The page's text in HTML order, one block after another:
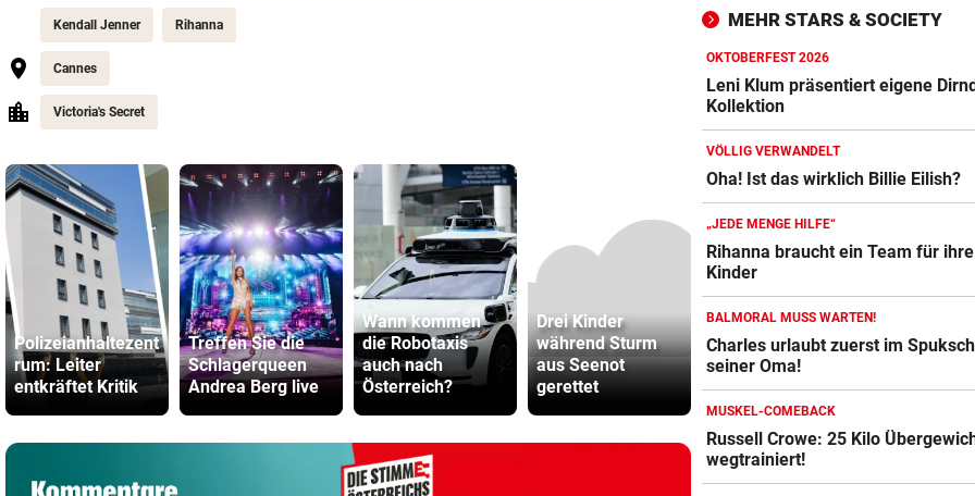
Kendall Jenner Rihanna
Cannes
Victoria's Secret
Polizeianhaltezent
rum: Leiter
entkräftet Kritik
Treffen Sie die
Schlagerqueen
Andrea Berg live
Wann kommen
die Robotaxis
auch nach
Österreich?
Drei Kinder
während Sturm
aus Seenot
gerettet
Sportboss Katzer:
„Fahren
superhappy nach
Hause“
schickte
Teenager
LIVE IN DER METASTADT
Wincent Weiss: Fanliebe und
falscher Freitag
SOMMERGEWINNSPIEL 2026 vor
20 x iPhone 16 mit Krone
Abo zu gewinnen!
MEHR STARS & SOCIETY
OKTOBERFEST 2026
Leni Klum präsentiert eigene
Kollektion
VÖLLIG VERWANDELT
Oha! Ist das wirklich Billie Eilish?
„JEDE MENGE HILFE“
Rihanna braucht ein Team für
Kinder
BALMORAL MUSS WARTEN!
Charles urlaubt zuerst im
seiner Oma!
MUSKEL-COMEBACK
Russell Crowe: 25 Kilo
wegtrainiert!